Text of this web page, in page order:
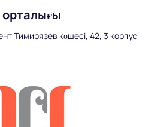
орталығы
Тимирязев көшесі, 42, 3 корпус